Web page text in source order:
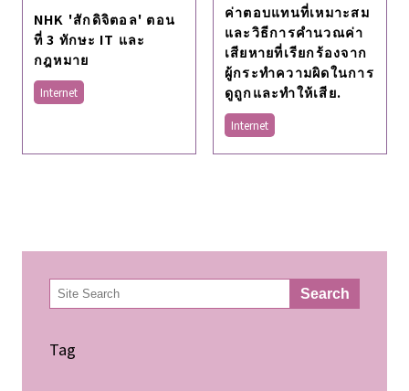
NHK 'สักดิจิตอล' ตอน
ที่ 3 ทักษะ IT และ
กฎหมาย
Internet
ค่าตอบแทนที่เหมาะสม
และวิธีการคำนวณค่า
เสียหายที่เรียกร้องจาก
ผู้กระทำความผิดในการ
ดูถูกและทำให้เสีย.
Internet
検
索 Search
Tag